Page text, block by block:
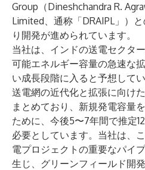
Group（Dineshchandra R.
Limited、通称「DRAIPL」）
り開発が進められています。
当社は、インドの送電セクタ
可能エネルギー容量の急速な
い成長段階に入ると予想して
送電網の近代化と拡張に向け
まとめており、新規発電容量
ために、今後5〜7年間で推定
必要としています。当社は、
電プロジェクトの重要なパイ
生じ、グリーンフィールド開